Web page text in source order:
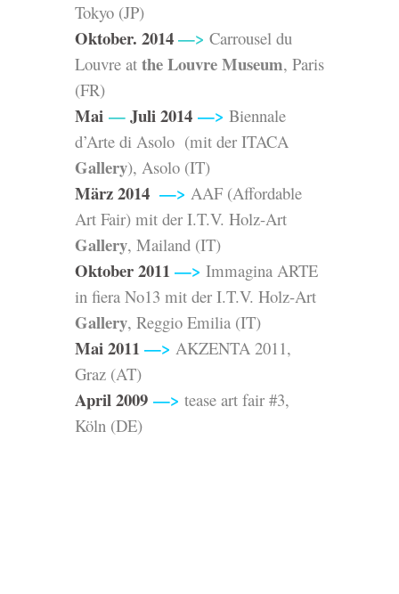
Tokyo (JP)
Oktober. 2014—> Carrousel du
Louvre at the Louvre Museum, Paris
(FR)
Mai —Juli 2014 —> Biennale
d’Arte di Asolo (mit der ITACA
Gallery), Asolo (IT)
März 2014 —> AAF (Affordable
Art Fair) mit der I.T.V. Holz-Art
Gallery, Mailand (IT)
Oktober 2011 —> Immagina ARTE
in fiera No13 mit der I.T.V. Holz-Art
Gallery, Reggio Emilia (IT)
Mai 2011 —> AKZENTA 2011,
Graz (AT)
April 2009 —> tease art fair #3,
Köln (DE)